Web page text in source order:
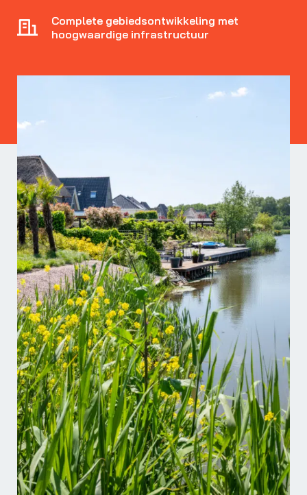
Complete gebiedsontwikkeling met
hoogwaardige infrastructuur